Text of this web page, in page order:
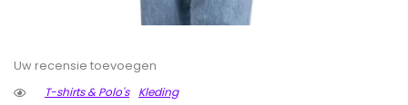
Uw recensie toevoegen
T-shirts & Polo's
Kleding